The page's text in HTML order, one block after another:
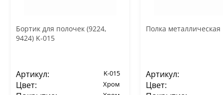
Бортик для полочек (9224,
9424) K-015
Артикул: K-015
Цвет: Хром
Полка металлическая
Артикул:
Цвет: